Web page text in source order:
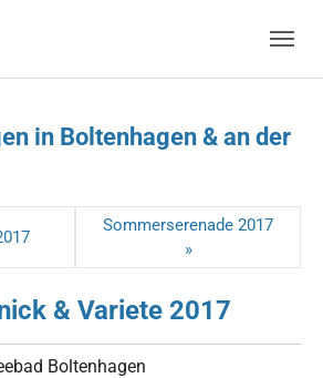
in Boltenhagen & an der
Sommerserenade 2017
»
& Variete 2017
Boltenhagen